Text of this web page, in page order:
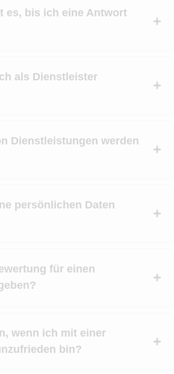
es, bis ich eine Antwort
als Dienstleister
Dienstleistungen werden
persönlichen Daten
für einen
wenn ich mit einer
bin?